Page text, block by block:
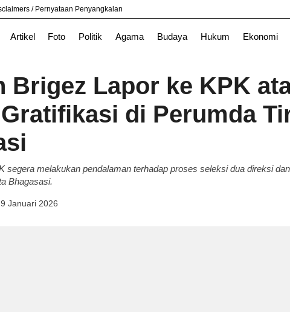
/ Pernyataan Penyangkalan
Artikel Foto Politik Agama Budaya Hukum Ekonomi
Ekonomi Informasi Nasional News Surabaya TNI
Brigez Lapor ke KPK
di Perumda
segera melakukan pendalaman terhadap proses seleksi dua direksi
Bhagasasi.
Januari 2026